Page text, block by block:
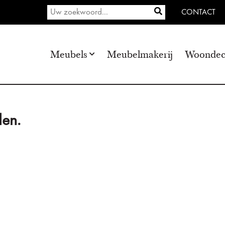
CONTACT
Meubels Meubelmakerij